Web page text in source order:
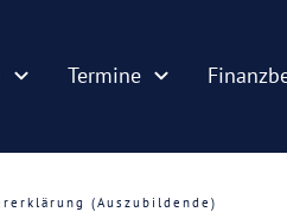
Termine
(Auszubildende)